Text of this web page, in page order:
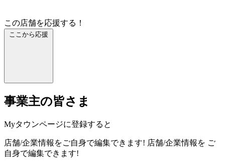
この店舗を応援する！
ここから応援
事業主の皆さま
Myタウンページに登録すると
店舗/企業情報をご自身で編集できます! 店舗/企業情報を ご
自身で編集できます!